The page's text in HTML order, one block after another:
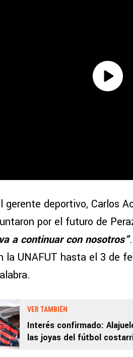
deportivo, Carlos
por el futuro de
a continuar con nosotros”
la UNAFUT hasta el 3 de
VER TAMBIÉN
Interés confirmado:
las joyas del fútbol